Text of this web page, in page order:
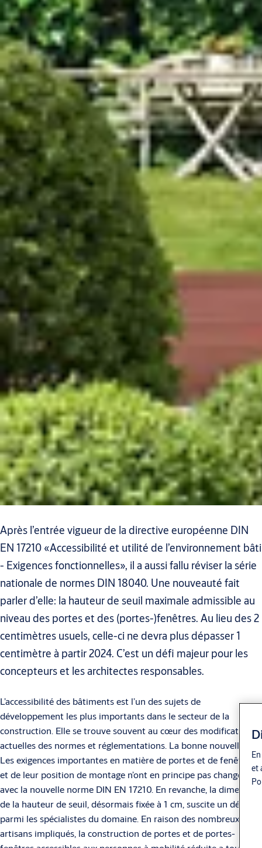
Après l’entrée vigueur de la directive européenne DIN
EN 17210 «Accessibilité et utilité de l’environnement bâti
- Exigences fonctionnelles», il a aussi fallu réviser la série
nationale de normes DIN 18040. Une nouveauté fait
parler d’elle: la hauteur de seuil maximale admissible au
niveau des portes et des (portes-)fenêtres. Au lieu des 2
centimètres usuels, celle-ci ne devra plus dépasser 1
centimètre à partir 2024. C’est un défi majeur pour les
concepteurs et les architectes responsables.
L’accessibilité des bâtiments est l’un des sujets de
développement les plus importants dans le secteur de la
construction. Elle se trouve souvent au cœur des modifications
actuelles des normes et réglementations. La bonne nouvelle?
Les exigences importantes en matière de portes et de fenêtres
et de leur position de montage n’ont en principe pas changé
avec la nouvelle norme DIN EN 17210. En revanche, la dimension
de la hauteur de seuil, désormais fixée à 1 cm, suscite un débat
parmi les spécialistes du domaine. En raison des nombreux
artisans impliqués, la construction de portes et de portes-
et